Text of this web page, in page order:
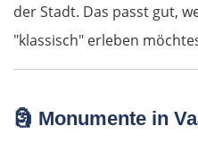
der Stadt. Das passt gut,
"klassisch" erleben
🗿 Monumente in
Widin
Craiova